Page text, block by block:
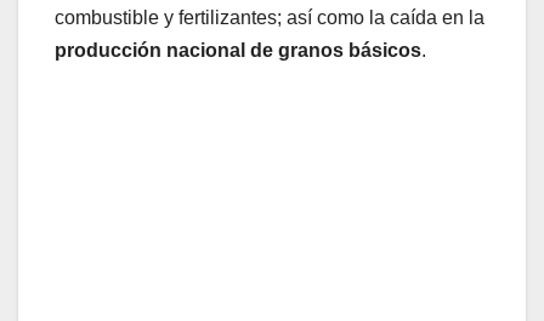
combustible y fertilizantes; así como la caída en la
producción nacional de granos básicos.